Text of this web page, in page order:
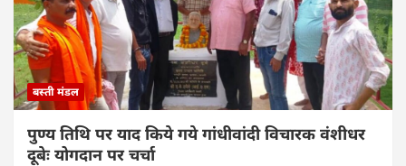
बस्ती मंडल
पुण्य तिथि पर याद किये गये गांधीवांदी विचारक वंशीधर
दूबेः योगदान पर चर्चा